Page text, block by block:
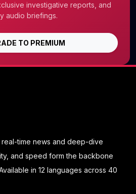
investigative reports, and
audio briefings.
TO PREMIUM
time news and deep-dive
and speed form the backbone
in 12 languages across 40